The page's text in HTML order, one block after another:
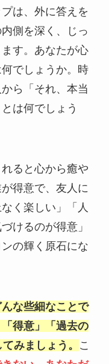
は、外に答えを
側を深く、じっ
す。あなたが心
でしょうか。時
ら「それ、本当
は何でしょう
ると心から癒や
得意で、友人に
く楽しい」「人
けるのが得意」
の輝く原石にな
んな些細なことで
得意」「過去の
みましょう。
こ